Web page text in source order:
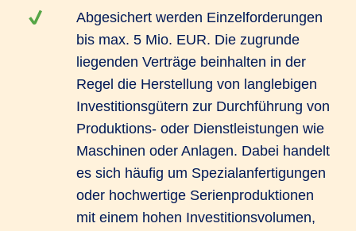
Abgesichert werden Einzelforderungen
bis max. 5 Mio. EUR. Die zugrunde
liegenden Verträge beinhalten in der
Regel die Herstellung von langlebigen
Investitionsgütern zur Durchführung von
Produktions- oder Dienstleistungen wie
Maschinen oder Anlagen. Dabei handelt
es sich häufig um Spezialanfertigungen
oder hochwertige Serienproduktionen
mit einem hohen Investitionsvolumen,